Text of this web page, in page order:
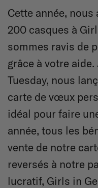
Cette année,
200 casques à
sommes ravis de
grâce à votre
Tuesday, nous
carte de vœux
idéal pour faire
année, tous les
vente de notre
reversés à notre
lucratif, Girls in